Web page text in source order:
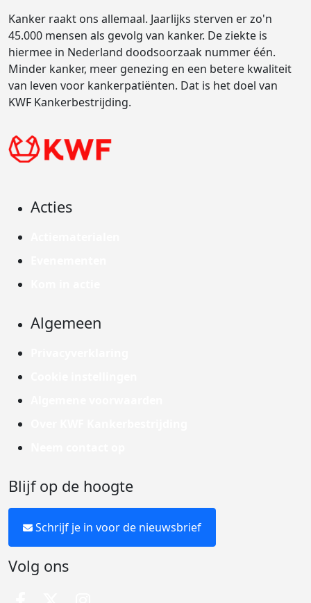
Kanker raakt ons allemaal. Jaarlijks sterven er zo'n
45.000 mensen als gevolg van kanker. De ziekte is
hiermee in Nederland doodsoorzaak nummer één.
Minder kanker, meer genezing en een betere kwaliteit
van leven voor kankerpatiënten. Dat is het doel van
KWF Kankerbestrijding.
Acties
Algemeen
Blijf op de hoogte
Schrijf je in voor de nieuwsbrief
Volg ons